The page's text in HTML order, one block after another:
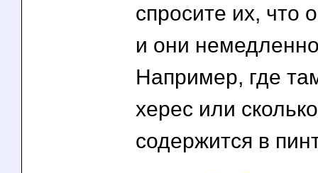
спросите их, что
и они
Например, где
херес или
содержится в